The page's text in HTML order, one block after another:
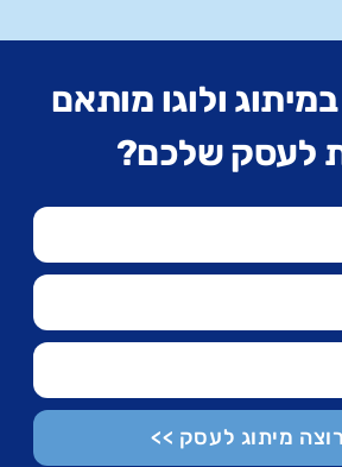
במיתוג ולוגו מותאם
לעסק שלכם?
מיתוג לעסק >>